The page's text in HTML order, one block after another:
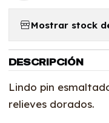
Mostrar stock
DESCRIPCIÓN
Lindo pin
relieves dorados.